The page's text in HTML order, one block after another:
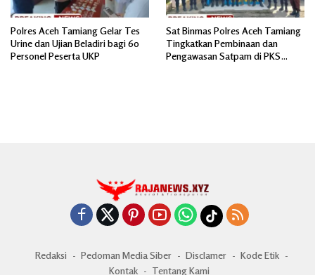
Polres Aceh Tamiang Gelar Tes
Urine dan Ujian Beladiri bagi 60
Personel Peserta UKP
Sat Binmas Polres Aceh Tamiang
Tingkatkan Pembinaan dan
Pengawasan Satpam di PKS
Redaksi Pedoman Media Siber Disclamer
Kode Etik
Kontak
Tentang Kami